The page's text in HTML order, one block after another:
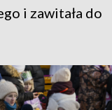
i zawitała do